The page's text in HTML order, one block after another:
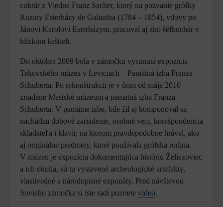
cukrár z Viedne Franz Sacher, ktorý na pozvanie grófky
Roziny Esterházy de Galantha (1784 – 1854), vdovy po
Jánovi Karolovi Esterházym, pracoval aj ako šéfkuchár v
blízkom kaštieli.
Do októbra 2009 bola v zámočku vysunutá expozícia
Tekovského múzea v Leviciach – Pamätná izba Franza
Schuberta. Po rekonštrukcii je v ňom od mája 2010
zriadené Mestské múzeum a pamätná izba Franza
Schuberta. V pamätne izbe, kde žil aj komponoval sa
nachádza dobové zariadenie, osobné veci, korešpondencia
skladateľa i klavír, na ktorom pravdepodobne hrával, ako
aj originálne predmety, ktoré používala grófska rodina.
V múzeu je expozícia dokumentujúca históriu Želiezoviec
a ich okolia, sú tu vystavené archeologické artefakty,
vlastivedné a národopisné exponáty. Pred návštevou
Sovieho zámočka si iste radi pozriete video.